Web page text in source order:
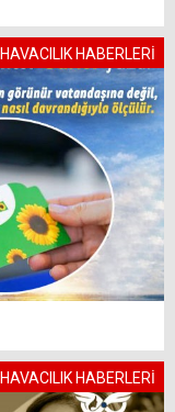
HAVACILIK HABERLERİ
HAVACILIK HABERLERİ